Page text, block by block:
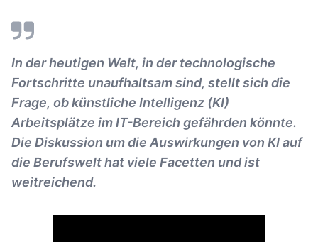
In der heutigen Welt, in der technologische
Fortschritte unaufhaltsam sind, stellt sich die
Frage, ob künstliche Intelligenz (KI)
Arbeitsplätze im IT-Bereich gefährden könnte.
Die Diskussion um die Auswirkungen von KI auf
die Berufswelt hat viele Facetten und ist
weitreichend.